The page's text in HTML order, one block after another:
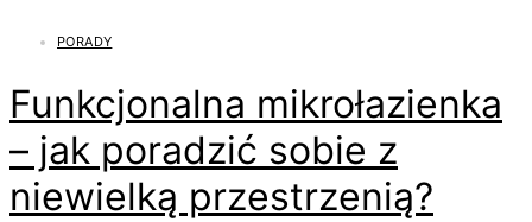
PORADY
Funkcjonalna mikrołazienka
– jak poradzić sobie z
niewielką przestrzenią?